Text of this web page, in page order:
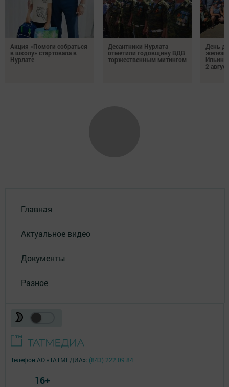
Акция «Помоги собраться
в школу» стартовала в
Нурлате
Десантники Нурлата
отметили годовщину ВДВ
торжественным митингом
День
Ильин
2
Главная
Актуальное видео
Документы
Разное
Телефон АО «ТАТМЕДИА»: (843) 222 09 84
16+